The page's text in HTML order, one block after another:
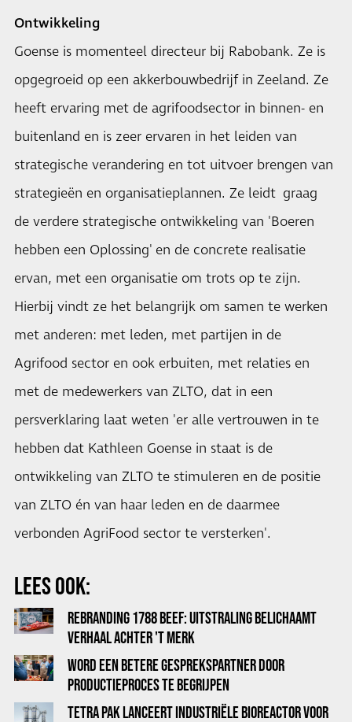
Ontwikkeling
Goense is momenteel directeur bij Rabobank. Ze is
opgegroeid op een akkerbouwbedrijf in Zeeland. Ze
heeft ervaring met de agrifoodsector in binnen- en
buitenland en is zeer ervaren in het leiden van
strategische verandering en tot uitvoer brengen van
strategieën en organisatieplannen. Ze leidt graag
de verdere strategische ontwikkeling van 'Boeren
hebben een Oplossing' en de concrete realisatie
ervan, met een organisatie om trots op te zijn.
Hierbij vindt ze het belangrijk om samen te werken
met anderen: met leden, met partijen in de
Agrifood sector en ook erbuiten, met relaties en
met de medewerkers van ZLTO, dat in een
persverklaring laat weten 'er alle vertrouwen in te
hebben dat Kathleen Goense in staat is de
ontwikkeling van ZLTO te stimuleren en de positie
van ZLTO én van haar leden en de daarmee
verbonden AgriFood sector te versterken'.
LEES OOK:
REBRANDING 1788 BEEF: UITSTRALING BELICHAAMT
VERHAAL ACHTER 'T MERK
WORD EEN BETERE GESPREKSPARTNER DOOR
PRODUCTIEPROCES TE BEGRIJPEN
TETRA PAK LANCEERT INDUSTRIËLE BIOREACTOR VOOR